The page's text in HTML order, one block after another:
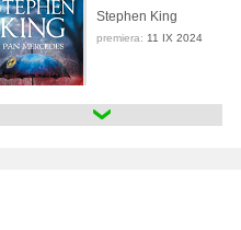
Stephen King
premiera: 11 IX 2024
Pan Mercedes